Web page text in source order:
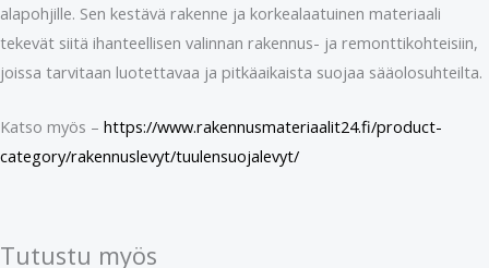
alapohjille. Sen kestävä rakenne ja korkealaatuinen materiaali
tekevät siitä ihanteellisen valinnan rakennus- ja remonttikohteisiin,
joissa tarvitaan luotettavaa ja pitkäaikaista suojaa sääolosuhteilta.
Katso myös – https://www.rakennusmateriaalit24.fi/product-
category/rakennuslevyt/tuulensuojalevyt/
Tutustu myös